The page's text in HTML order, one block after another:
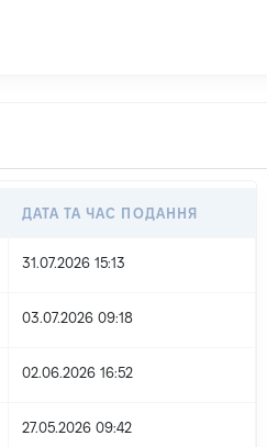
ДАТА ТА ЧАС ПОДАННЯ
31.07.2026 15:13
03.07.2026 09:18
02.06.2026 16:52
27.05.2026 09:42